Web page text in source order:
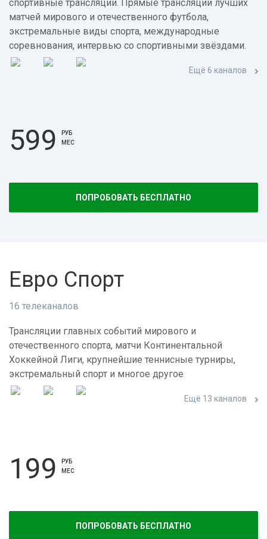
спортивные трансляции. Прямые трансляции лучших
матчей мирового и отечественного футбола,
экстремальные виды спорта, международные
соревнования, интервью со спортивными звёздами.
Ещё 6 каналов
599
РУБ
МЕС
ПОПРОБОВАТЬ БЕСПЛАТНО
Евро Спорт
16 телеканалов
Трансляции главных событий мирового и
отечественного спорта, матчи Континентальной
Хоккейной Лиги, крупнейшие теннисные турниры,
экстремальный спорт и многое другое
Ещё 13 каналов
199
РУБ
МЕС
ПОПРОБОВАТЬ БЕСПЛАТНО